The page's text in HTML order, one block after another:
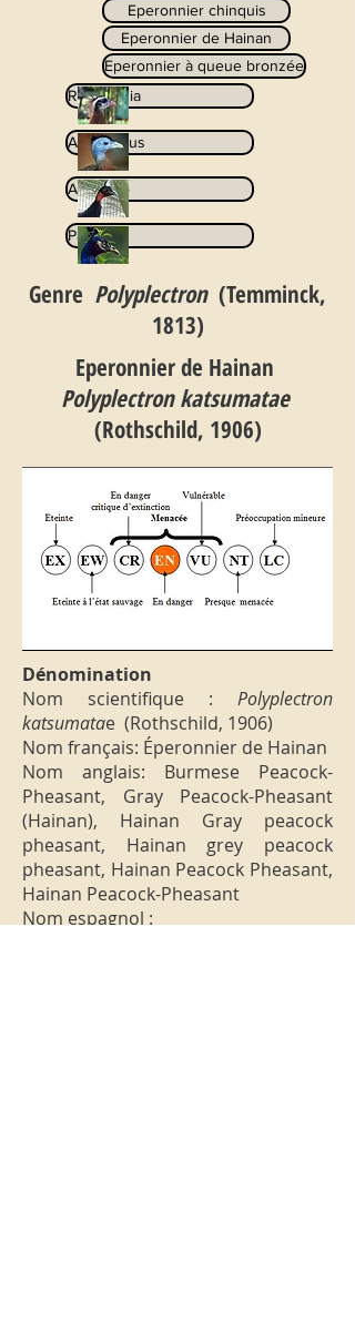
Eperonnier chinquis
Eperonnier de Hainan
Eperonnier à queue bronzée
Rheinardia
Argusianus
Afropavo
Pavo
Genre Polyplectron(Temminck,
1813)
Eperonnier de Hainan
Polyplectron katsumatae
(Rothschild, 1906)
Dénomination
Nom scientifique : Polyplectron
katsumatae (Rothschild, 1906)
Nom français: Éperonnier de Hainan
Nom anglais: Burmese Peacock-
Pheasant, Gray Peacock-Pheasant
(Hainan), Hainan Gray peacock
pheasant, Hainan grey peacock
pheasant, Hainan Peacock Pheasant,
Hainan Peacock-Pheasant
Nom espagnol :